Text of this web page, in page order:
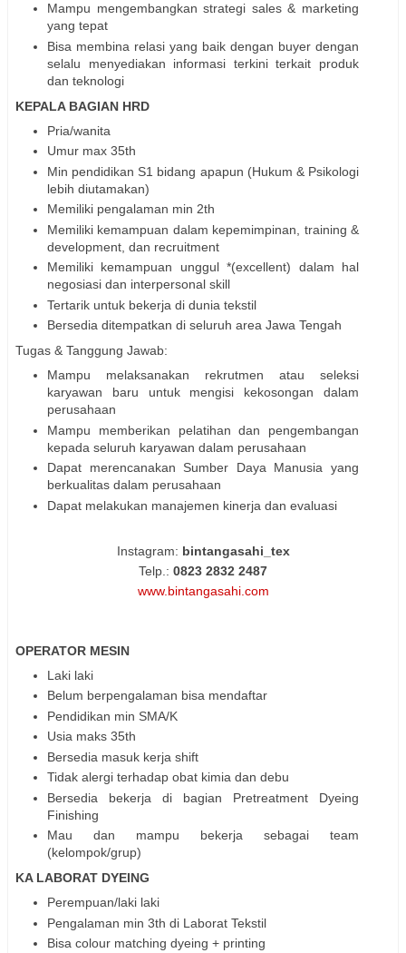
Mampu mengembangkan strategi sales & marketing
yang tepat
Bisa membina relasi yang baik dengan buyer dengan
selalu menyediakan informasi terkini terkait produk
dan teknologi
KEPALA BAGIAN HRD
Pria/wanita
Umur max 35th
Min pendidikan S1 bidang apapun (Hukum & Psikologi
lebih diutamakan)
Memiliki pengalaman min 2th
Memiliki kemampuan dalam kepemimpinan, training &
development, dan recruitment
Memiliki kemampuan unggul *(excellent) dalam hal
negosiasi dan interpersonal skill
Tertarik untuk bekerja di dunia tekstil
Bersedia ditempatkan di seluruh area Jawa Tengah
Tugas & Tanggung Jawab:
Mampu melaksanakan rekrutmen atau seleksi
karyawan baru untuk mengisi kekosongan dalam
perusahaan
Mampu memberikan pelatihan dan pengembangan
kepada seluruh karyawan dalam perusahaan
Dapat merencanakan Sumber Daya Manusia yang
berkualitas dalam perusahaan
Dapat melakukan manajemen kinerja dan evaluasi
Instagram: bintangasahi_tex
Telp.: 0823 2832 2487
www.bintangasahi.com
OPERATOR MESIN
Laki laki
Belum berpengalaman bisa mendaftar
Pendidikan min SMA/K
Usia maks 35th
Bersedia masuk kerja shift
Tidak alergi terhadap obat kimia dan debu
Bersedia bekerja di bagian Pretreatment Dyeing
Finishing
Mau dan mampu bekerja sebagai team
(kelompok/grup)
KA LABORAT DYEING
Perempuan/laki laki
Pengalaman min 3th di Laborat Tekstil
Bisa colour matching dyeing + printing